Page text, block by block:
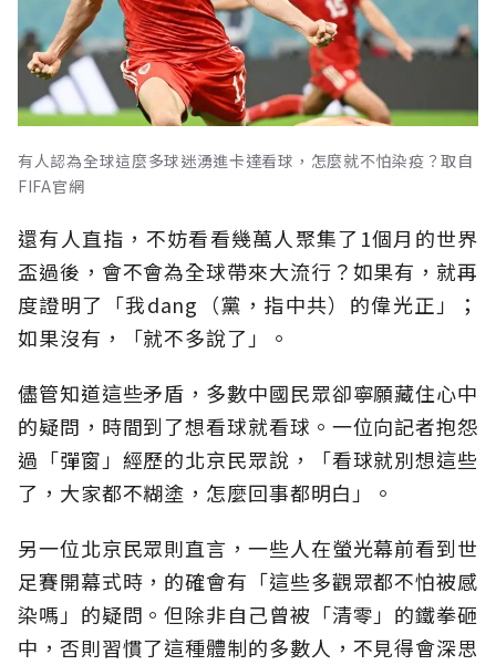
有人認為全球這麼多球迷湧進卡達看球，怎麼就不怕染疫？取自
FIFA官網
還有人直指，不妨看看幾萬人聚集了1個月的世界
盃過後，會不會為全球帶來大流行？如果有，就再
度證明了「我dang（黨，指中共）的偉光正」；
如果沒有，「就不多說了」。
儘管知道這些矛盾，多數中國民眾卻寧願藏住心中
的疑問，時間到了想看球就看球。一位向記者抱怨
過「彈窗」經歷的北京民眾說，「看球就別想這些
了，大家都不糊塗，怎麼回事都明白」。
另一位北京民眾則直言，一些人在螢光幕前看到世
足賽開幕式時，的確會有「這些多觀眾都不怕被感
染嗎」的疑問。但除非自己曾被「清零」的鐵拳砸
中，否則習慣了這種體制的多數人，不見得會深思